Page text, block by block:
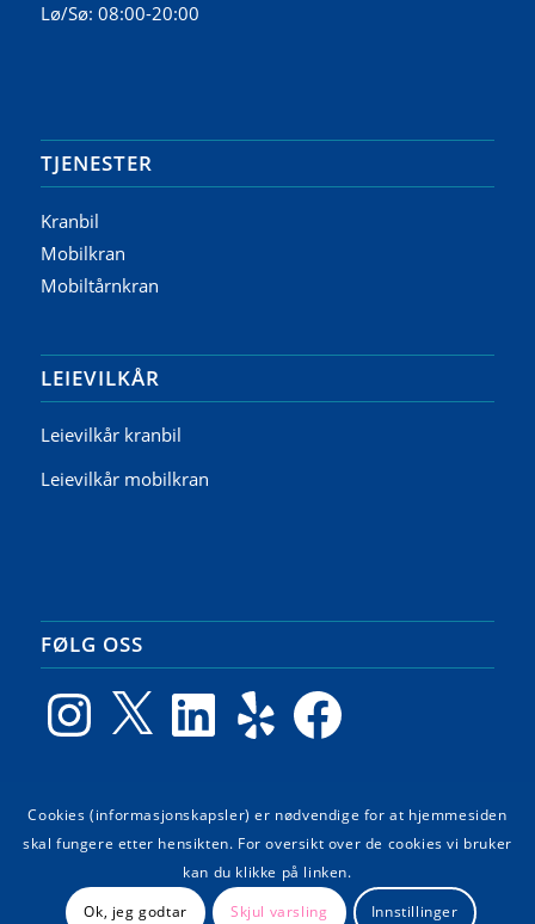
Lø/Sø: 08:00-20:00
TJENESTER
Kranbil
Mobilkran
Mobiltårnkran
LEIEVILKÅR
Leievilkår kranbil
Leievilkår mobilkran
FØLG OSS
Instagram LinkedIn Yelp Facebook
GOOGLE ANMELDELSER
Cookies (informasjonskapsler) er nødvendige for at hjemmesiden
skal fungere etter hensikten. For oversikt over de cookies vi bruker
kan du klikke på linken.
Ok, jeg godtar
Skjul varsling Innstillinger